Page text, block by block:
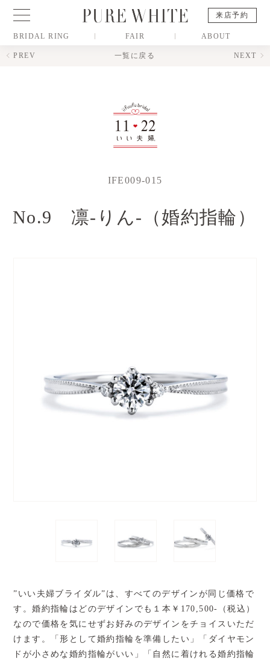
来店予約
BRIDAL RING FAIR ABOUT
PREV 一覧に戻る NEXT
IFE009-015
No.9 凛-りん-（婚約指輪）
”いい夫婦ブライダル”は、すべてのデザインが同じ価格で
す。婚約指輪はどのデザインでも１本￥170,500-（税込）
なので価格を気にせずお好みのデザインをチョイスいただ
けます。「形として婚約指輪を準備したい」「ダイヤモン
ドが小さめな婚約指輪がいい」「自然に着けれる婚約指輪